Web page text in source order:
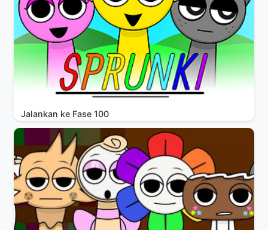
Jalankan ke Fase 100